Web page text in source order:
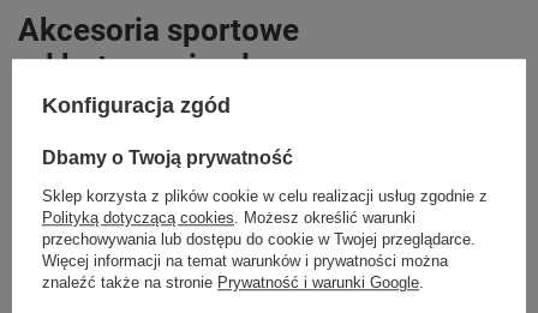
Akcesoria sportowe
od butomania.pl
Sklep Butomania.pl to największy wybór obuwia sportowego i odzieży dla
Kupując w naszym sklepie internetowym masz gwarancję, że towar jest
W ciągu 30 dni możesz dokonać zwrotu bądź wymiany towaru bez
podania przyczyny.
Konfiguracja zgód
Dbamy o Twoją prywatność
Sklep korzysta z plików cookie w celu realizacji usług zgodnie z
Polityką dotyczącą cookies . Możesz określić warunki
przechowywania lub dostępu do cookie w Twojej przeglądarce.
Więcej informacji na temat warunków i prywatności można
znaleźć także na stronie Prywatność i warunki Google